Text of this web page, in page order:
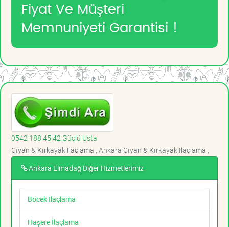
Fiyat Ve Müşteri
Memnuniyeti Garantisi !
0542 188 45 42 Güçlü Usta
Çıyan & Kırkayak İlaçlama , Ankara Çıyan & Kırkayak İlaçlama ,
Ankara Elmadağ Diğer Hizmetlerimiz
Böcek İlaçlama
Haşere İlaçlama